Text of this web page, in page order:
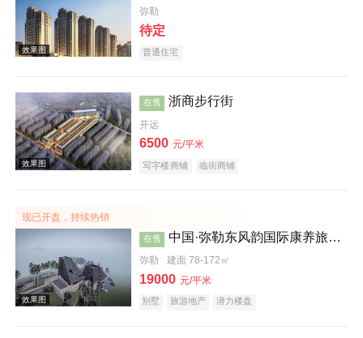
效果图
效果图
弥勒
待定
普通住宅
在售 浙商步行街
开远
6500 元/平米
写字楼商铺 临街商铺
现已开盘，持续热销
在售 中国·弥勒东风韵国际康养旅游度假区沐心谷
弥勒 建面 78-172㎡
19000 元/平米
别墅 旅游地产 潜力楼盘